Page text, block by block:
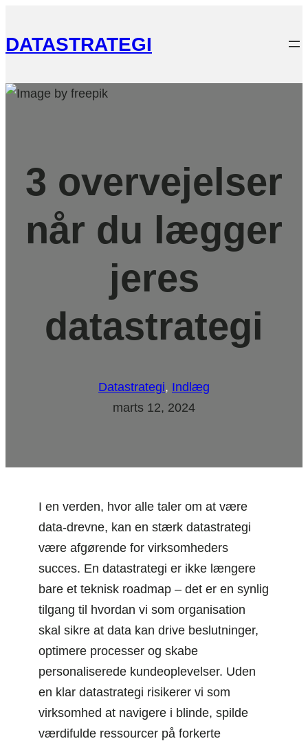
DATASTRATEGI
3 overvejelser
når du lægger
jeres
datastrategi
Datastrategi, Indlæg
marts 12, 2024
I en verden, hvor alle taler om at være
data-drevne, kan en stærk datastrategi
være afgørende for virksomheders
succes. En datastrategi er ikke længere
bare et teknisk roadmap – det er en synlig
tilgang til hvordan vi som organisation
skal sikre at data kan drive beslutninger,
optimere processer og skabe
personaliserede kundeoplevelser. Uden
en klar datastrategi risikerer vi som
virksomhed at navigere i blinde, spilde
værdifulde ressourcer på forkerte